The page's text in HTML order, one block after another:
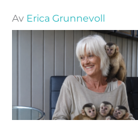
Av Erica Grunnevoll